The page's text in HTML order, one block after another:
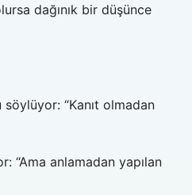
dağınık bir düşünce
“Kanıt olmadan
“Ama anlamadan yapılan